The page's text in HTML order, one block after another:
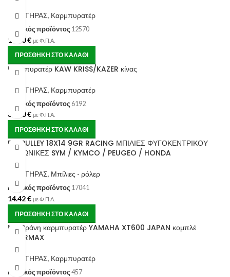
ΚΙΝΗΤΗΡΑΣ, Καρμπυρατέρ
Κωδικός προϊόντος 12570
18.00€ με Φ.Π.Α.
ΠΡΟΣΘΉΚΗ ΣΤΟ ΚΑΛΆΘΙ
Καρμπυρατέρ KAW KRISS/KAZER κίνας
ΚΙΝΗΤΗΡΑΣ, Καρμπυρατέρ
Κωδικός προϊόντος 6192
30.00€ με Φ.Π.Α.
ΠΡΟΣΘΉΚΗ ΣΤΟ ΚΑΛΆΘΙ
DR. PULLEY 18X14 9GR RACING ΜΠΙΛΙΕΣ ΦΥΓΟΚΕΝΤΡΙΚΟΥ
ΤΡΙΓΩΝΙΚΕΣ SYM / KYMCO / PEUGEO / HONDA
ΚΙΝΗΤΗΡΑΣ, Μπίλιες - ρόλερ
Κωδικός προϊόντος 17041
14.42€ με Φ.Π.Α.
ΠΡΟΣΘΉΚΗ ΣΤΟ ΚΑΛΆΘΙ
Μεμβράνη καρμπυρατέρ YAMAHA XT600 JAPAN κομπλέ
TOURMAX
ΚΙΝΗΤΗΡΑΣ, Καρμπυρατέρ
Κωδικός προϊόντος 457